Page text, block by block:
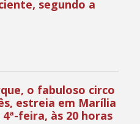
segundo a
o fabuloso circo
estreia em Marília
feira, às 20 horas